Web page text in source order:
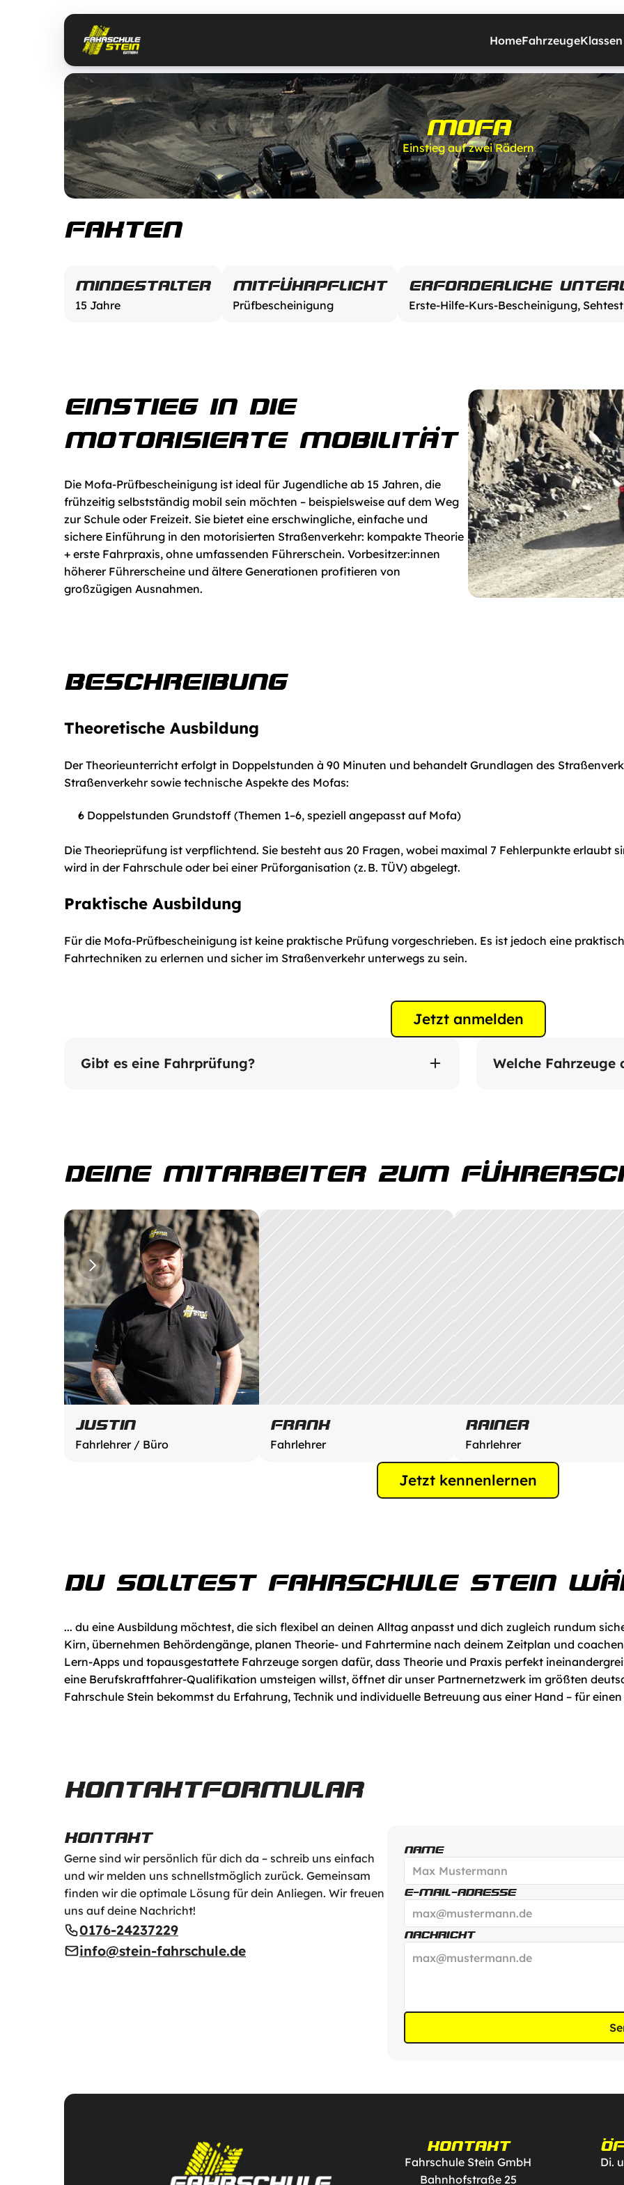
MOFA
Einstieg auf zwei Rädern
FAKTEN
MINDESTALTER
15 Jahre
MITFÜHRPFLICHT
Prüfbescheinigung
ERFORDERLICHE
Erste-Hilfe-Kurs-Bescheinigung,
EINSTIEG IN DIE
MOTORISIERTE MOBILITÄT
Die Mofa-Prüfbescheinigung ist ideal für Jugendliche ab 15 Jahren, die
frühzeitig selbstständig mobil sein möchten – beispielsweise auf dem Weg
zur Schule oder Freizeit. Sie bietet eine erschwingliche, einfache und
sichere Einführung in den motorisierten Straßenverkehr: kompakte Theorie
+ erste Fahrpraxis, ohne umfassenden Führerschein. Vorbesitzer:innen
höherer Führerscheine und ältere Generationen profitieren von
großzügigen Ausnahmen.
BESCHREIBUNG
Theoretische Ausbildung
Der Theorieunterricht erfolgt in Doppelstunden à 90 Minuten und behandelt Grundlagen des
Straßenverkehr sowie technische Aspekte des Mofas:
6 Doppelstunden Grundstoff (Themen 1–6, speziell angepasst auf Mofa)
Die Theorieprüfung ist verpflichtend. Sie besteht aus 20 Fragen, wobei maximal 7 Fehlerpunkte erlaubt
wird in der Fahrschule oder bei einer Prüforganisation (z. B. TÜV) abgelegt.
Praktische Ausbildung
Für die Mofa-Prüfbescheinigung ist keine praktische Prüfung vorgeschrieben. Es ist jedoch eine
Fahrtechniken zu erlernen und sicher im Straßenverkehr unterwegs zu sein.
Jetzt anmelden
Gibt es eine Fahrprüfung?
praktische Prüfung.
Welche
einschließlich L1e-B,
DEINE MITARBEITER ZUM
JUSTIN
Fahrlehrer / Büro
FRANK
Fahrlehrer
RAINER
Fahrlehrer
Jetzt kennenlernen
DU SOLLTEST FAHRSCHULE STEIN
... du eine Ausbildung möchtest, die sich flexibel an deinen Alltag anpasst und dich zugleich rundum
Kirn, übernehmen Behördengänge, planen Theorie- und Fahrtermine nach deinem Zeitplan und
Lern-Apps und topausgestattete Fahrzeuge sorgen dafür, dass Theorie und Praxis perfekt
eine Berufskraftfahrer-Qualifikation umsteigen willst, öffnet dir unser Partnernetzwerk im größten
Fahrschule Stein bekommst du Erfahrung, Technik und individuelle Betreuung aus einer Hand – für
KONTAKTFORMULAR
KONTAKT
Gerne sind wir persönlich für dich da – schreib uns einfach
und wir melden uns schnellstmöglich zurück. Gemeinsam
finden wir die optimale Lösung für dein Anliegen. Wir freuen
uns auf deine Nachricht!
0176-24237229
info@stein-fahrschule.de
NAME
E-MAIL-ADRESSE
NACHRICHT
KONTAKT
Fahrschule Stein GmbH
Bahnhofstraße 25
Di.
HomeFahrzeugeKlassen